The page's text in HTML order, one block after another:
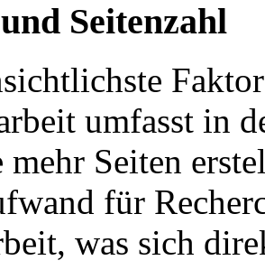
Seitenzahl
umfasst in
mehr Seiten
für
was sich